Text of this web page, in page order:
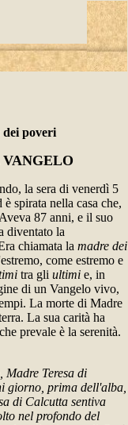
poveri
la sera di venerdì 5
spirata nella casa che,
87 anni, e il suo
diventato la
chiamata la madre dei
come estremo e
tra gli ultimi e, in
di un Vangelo vivo,
La morte di Madre
La sua carità ha
prevale è la serenità.
Madre Teresa di
giorno, prima dell'alba,
di Calcutta sentiva
nel profondo del